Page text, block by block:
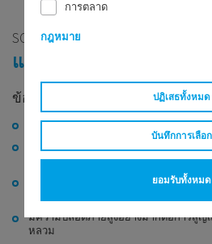
การตลาด
กฎหมาย
ปฏิเสธทั้งหมด
บันทึกการเลือก
ยอมรับทั้งหมด
SCHNORR® ชนิดดั้งเดิม
แหวนรองกันคลาย
ข้อดี
ความต้านทานที่สูงต่อการสั่นเนื่องจากก
การส่งผ่านแรงร่วมศูนย์และโหลดในแ
บิดในการดัดงอและการผิดรูปของก้านโบ
การออกแบบของฟันปลาจะป้องกันแรงเ
มีความปลอดภายสูงอย่างมากต่อการสูญ
หลวม